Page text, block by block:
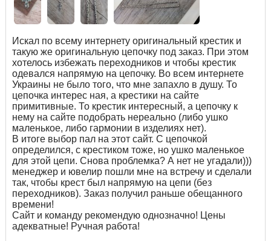
Искал по всему интернету оригинальный крестик и
такую же оригинальную цепочку под заказ. При этом
хотелось избежать переходников и чтобы крестик
одевался напрямую на цепочку. Во всем интернете
Украины не было того, что мне запахло в душу. То
цепочка интерес ная, а крестики на сайте
примитивные. То крестик интересный, а цепочку к
нему на сайте подобрать нереально (либо ушко
маленькое, либо гармонии в изделиях нет).
В итоге выбор пал на этот сайт. С цепочкой
определился, с крестиком тоже, но ушко маленькое
для этой цепи. Снова проблемка? А нет не угадали)))
менеджер и ювелир пошли мне на встречу и сделали
так, чтобы крест был напрямую на цепи (без
переходников). Заказ получил раньше обещанного
времени!
Сайт и команду рекомендую однозначно! Цены
адекватные! Ручная работа!